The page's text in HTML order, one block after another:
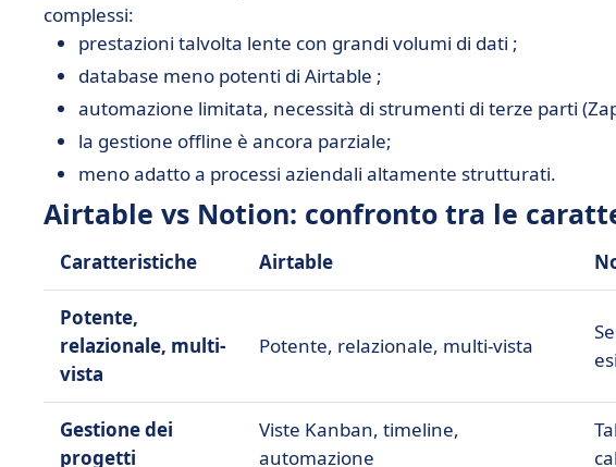
complessi:
prestazioni talvolta lente con grandi volumi di dati ;
database meno potenti di Airtable ;
automazione limitata, necessità di strumenti di terze parti
la gestione offline è ancora parziale;
meno adatto a processi aziendali altamente strutturati.
Airtable vs Notion: confronto tra le
Caratteristiche Airtable
Potente,
relazionale, multi-
vista
Potente, relazionale, multi-vista
Gestione dei
progetti
Viste Kanban, timeline,
automazione